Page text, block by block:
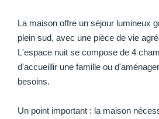
La maison offre un séjour lumineux
plein sud, avec une pièce de vie
L'espace nuit se compose de 4
d'accueillir une famille ou
besoins.
Un point important : la maison